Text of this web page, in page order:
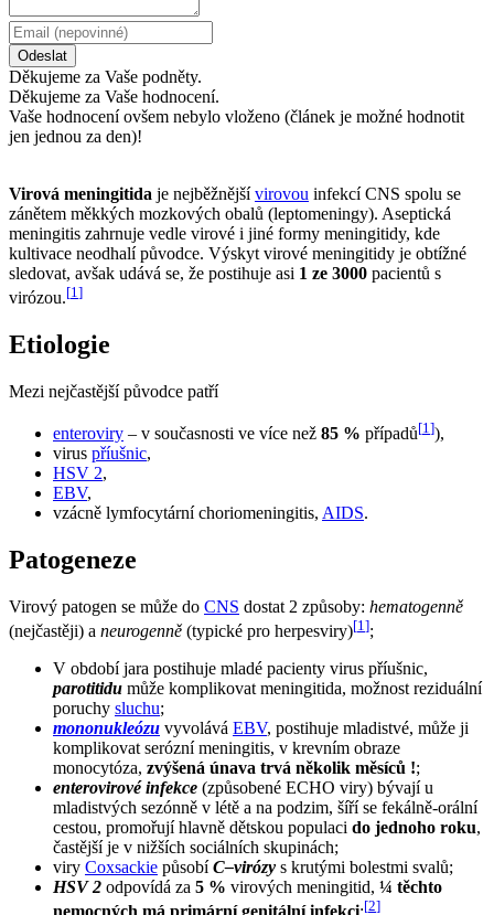
Odeslat
Děkujeme za Vaše podněty.
Děkujeme za Vaše hodnocení.
Vaše hodnocení ovšem nebylo vloženo (článek je možné hodnotit
jen jednou za den)!
Virová meningitida je nejběžnějšívirovou infekcí CNS spolu se
zánětem měkkých mozkových obalů (leptomeningy). Aseptická
meningitis zahrnuje vedle virové i jiné formy meningitidy, kde
kultivace neodhalí původce. Výskyt virové meningitidy je obtížné
sledovat, avšak udává se, že postihuje asi 1 ze 3000 pacientů s
virózou.[1 ]
Etiologie
Mezi nejčastější původce patří
enteroviry – v současnosti ve více než 85 % případů[1 ]),
virus příušnic,
HSV 2,
EBV,
vzácně lymfocytární choriomeningitis, AIDS.
Patogeneze
Virový patogen se může do CNS dostat 2 způsoby: hematogenně
(nejčastěji) a neurogenně (typické pro herpesviry)[1 ];
V období jara postihuje mladé pacienty virus příušnic,
parotitidu může komplikovat meningitida, možnost reziduální
poruchy sluchu;
mononukleózu vyvolává EBV, postihuje mladistvé, může ji
komplikovat serózní meningitis, v krevním obraze
monocytóza, zvýšená únava trvá několik měsíců !;
enterovirové infekce (způsobené ECHO viry) bývají u
mladistvých sezónně v létě a na podzim, šíří se fekálně-orální
cestou, promořují hlavně dětskou populaci do jednoho roku,
častější je v nižších sociálních skupinách;
viry Coxsackie působíC–virózy s krutými bolestmi svalů;
HSV 2 odpovídá za 5 % virových meningitid, ¼ těchto
[2]